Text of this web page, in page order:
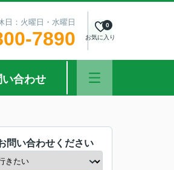
：火曜日・水曜日
7890 お気に入り
0
い合わせ
問い合わせください